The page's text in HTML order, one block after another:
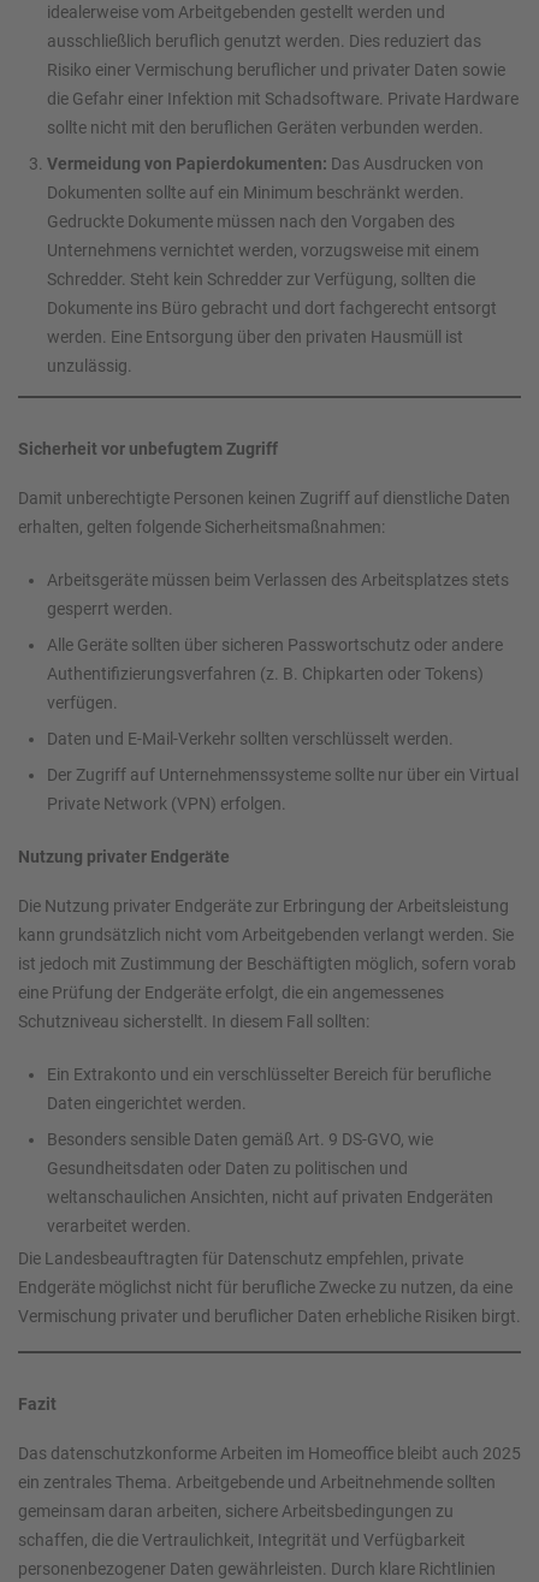
idealerweise vom Arbeitgebenden gestellt werden und
ausschließlich beruflich genutzt werden. Dies reduziert das
Risiko einer Vermischung beruflicher und privater Daten sowie
die Gefahr einer Infektion mit Schadsoftware. Private Hardware
sollte nicht mit den beruflichen Geräten verbunden werden.
Vermeidung von Papierdokumenten: Das Ausdrucken von
Dokumenten sollte auf ein Minimum beschränkt werden.
Gedruckte Dokumente müssen nach den Vorgaben des
Unternehmens vernichtet werden, vorzugsweise mit einem
Schredder. Steht kein Schredder zur Verfügung, sollten die
Dokumente ins Büro gebracht und dort fachgerecht entsorgt
werden. Eine Entsorgung über den privaten Hausmüll ist
unzulässig.
Sicherheit vor unbefugtem Zugriff
Damit unberechtigte Personen keinen Zugriff auf dienstliche Daten
erhalten, gelten folgende Sicherheitsmaßnahmen:
Arbeitsgeräte müssen beim Verlassen des Arbeitsplatzes stets
gesperrt werden.
Alle Geräte sollten über sicheren Passwortschutz oder andere
Authentifizierungsverfahren (z. B. Chipkarten oder Tokens)
verfügen.
Daten und E-Mail-Verkehr sollten verschlüsselt werden.
Der Zugriff auf Unternehmenssysteme sollte nur über ein Virtual
Private Network (VPN) erfolgen.
Nutzung privater Endgeräte
Die Nutzung privater Endgeräte zur Erbringung der Arbeitsleistung
kann grundsätzlich nicht vom Arbeitgebenden verlangt werden. Sie
ist jedoch mit Zustimmung der Beschäftigten möglich, sofern vorab
eine Prüfung der Endgeräte erfolgt, die ein angemessenes
Schutzniveau sicherstellt. In diesem Fall sollten:
Ein Extrakonto und ein verschlüsselter Bereich für berufliche
Daten eingerichtet werden.
Besonders sensible Daten gemäß Art. 9 DS-GVO, wie
Gesundheitsdaten oder Daten zu politischen und
weltanschaulichen Ansichten, nicht auf privaten Endgeräten
verarbeitet werden.
Die Landesbeauftragten für Datenschutz empfehlen, private
Endgeräte möglichst nicht für berufliche Zwecke zu nutzen, da eine
Vermischung privater und beruflicher Daten erhebliche Risiken birgt.
Fazit
Das datenschutzkonforme Arbeiten im Homeoffice bleibt auch 2025
ein zentrales Thema. Arbeitgebende und Arbeitnehmende sollten
gemeinsam daran arbeiten, sichere Arbeitsbedingungen zu
schaffen, die die Vertraulichkeit, Integrität und Verfügbarkeit
personenbezogener Daten gewährleisten. Durch klare Richtlinien